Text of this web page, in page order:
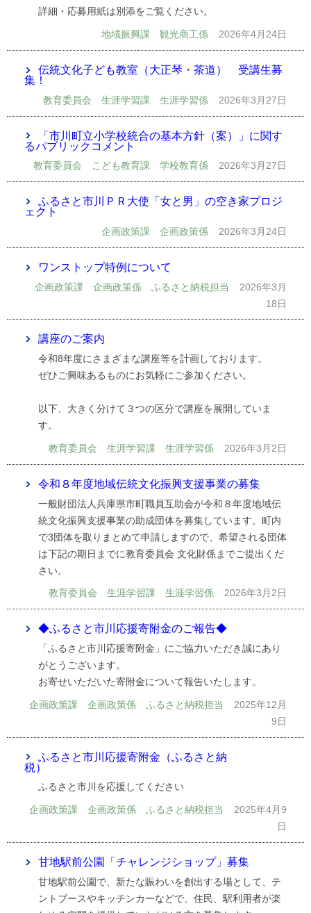
詳細・応募用紙は別添をご覧ください。
地域振興課 観光商工係 2026年4月24日
伝統文化子ども教室（大正琴・茶道） 受講生募
集！
教育委員会 生涯学習課 生涯学習係 2026年3月27日
「市川町立小学校統合の基本方針（案）」に関す
るパブリックコメント
教育委員会 こども教育課 学校教育係 2026年3月27日
ふるさと市川ＰＲ大使「女と男」の空き家プロジ
ェクト
企画政策課 企画政策係 2026年3月24日
ワンストップ特例について
企画政策課 企画政策係 ふるさと納税担当
2026年3月
18日
講座のご案内
令和8年度にさまざまな講座等を計画しております。
ぜひご興味あるものにお気軽にご参加ください。
以下、大きく分けて３つの区分で講座を展開していま
す。
教育委員会 生涯学習課 生涯学習係 2026年3月2日
令和８年度地域伝統文化振興支援事業の募集
一般財団法人兵庫県市町職員互助会が令和８年度地域伝
統文化振興支援事業の助成団体を募集しています。町内
で3団体を取りまとめて申請しますので、希望される団体
は下記の期日までに教育委員会 文化財係までご提出くだ
さい。
教育委員会 生涯学習課 生涯学習係 2026年3月2日
◆ふるさと市川応援寄附金のご報告◆
「ふるさと市川応援寄附金」にご協力いただき誠にあり
がとうございます。
お寄せいただいた寄附金について報告いたします。
企画政策課 企画政策係 ふるさと納税担当
2025年12月
9日
ふるさと市川応援寄附金（ふるさと納
税）
ふるさと市川を応援してください
企画政策課 企画政策係 ふるさと納税担当
2025年4月9
日
甘地駅前公園「チャレンジショップ」募集
甘地駅前公園で、新たな賑わいを創出する場として、テ
ントブースやキッチンカーなどで、住民、駅利用者が楽